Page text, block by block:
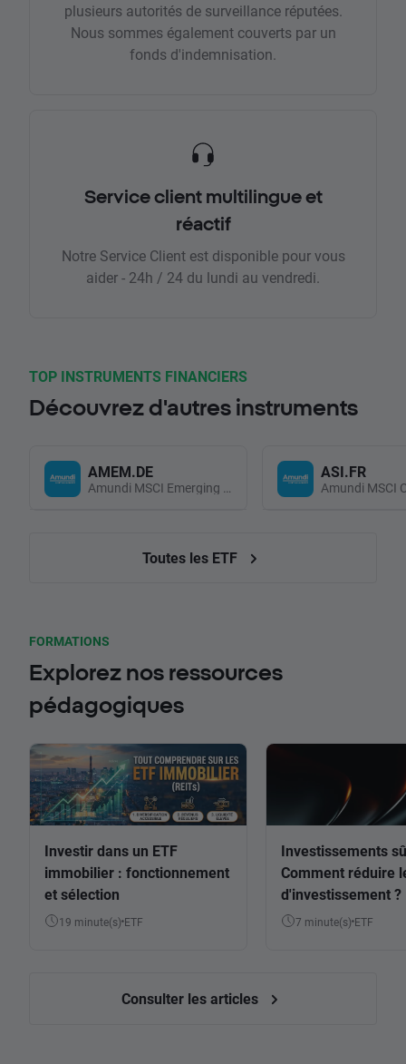
plusieurs autorités de surveillance réputées.
Nous sommes également couverts par un
fonds d'indemnisation.
Service client multilingue et
réactif
Notre Service Client est disponible pour vous
aider - 24h / 24 du lundi au vendredi.
TOP INSTRUMENTS FINANCIERS
Découvrez d'autres instruments
AMEM.DE
Amundi MSCI Emerging Markets UCITS (Acc EUR)
ASI.FR
Toutes les ETF
FORMATIONS
Explorez nos ressources
pédagogiques
Investir dans un ETF
immobilier : fonctionnement
et sélection
19 minute(s) ETF
Investissements
Comment réduire
d'investissement ?
7 minute(s) ETF
Consulter les articles